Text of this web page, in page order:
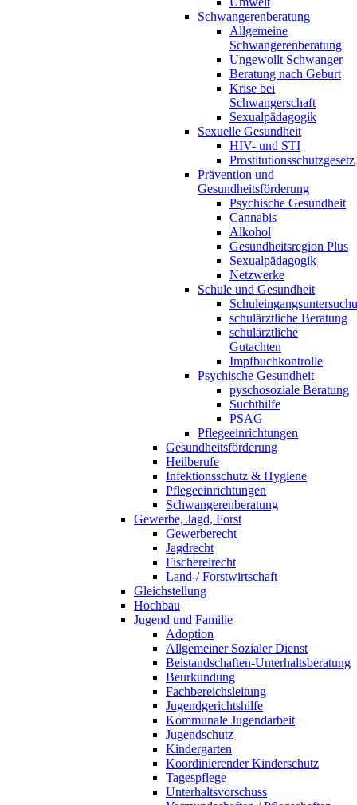
Schwangerenberatung
Allgemeine
Schwangerenberatung
Ungewollt Schwanger
Beratung nach Geburt
Krise bei
Schwangerschaft
Sexualpädagogik
Sexuelle Gesundheit
HIV- und STI
Prostitutionsschutzgesetz
Prävention und
Gesundheitsförderung
Psychische Gesundheit
Cannabis
Alkohol
Gesundheitsregion Plus
Sexualpädagogik
Netzwerke
Schule und Gesundheit
schulärztliche Beratung
schulärztliche
Gutachten
Impfbuchkontrolle
Psychische Gesundheit
pyschosoziale Beratung
Suchthilfe
PSAG
Pflegeeinrichtungen
Gesundheitsförderung
Heilberufe
Infektionsschutz & Hygiene
Pflegeeinrichtungen
Schwangerenberatung
Gewerbe, Jagd, Forst
Gewerberecht
Jagdrecht
Fischereirecht
Land-/ Forstwirtschaft
Gleichstellung
Hochbau
Jugend und Familie
Adoption
Allgemeiner Sozialer Dienst
Beistandschaften-Unterhaltsberatung
Beurkundung
Fachbereichsleitung
Jugendgerichtshilfe
Kommunale Jugendarbeit
Jugendschutz
Kindergarten
Koordinierender Kinderschutz
Tagespflege
Unterhaltsvorschuss